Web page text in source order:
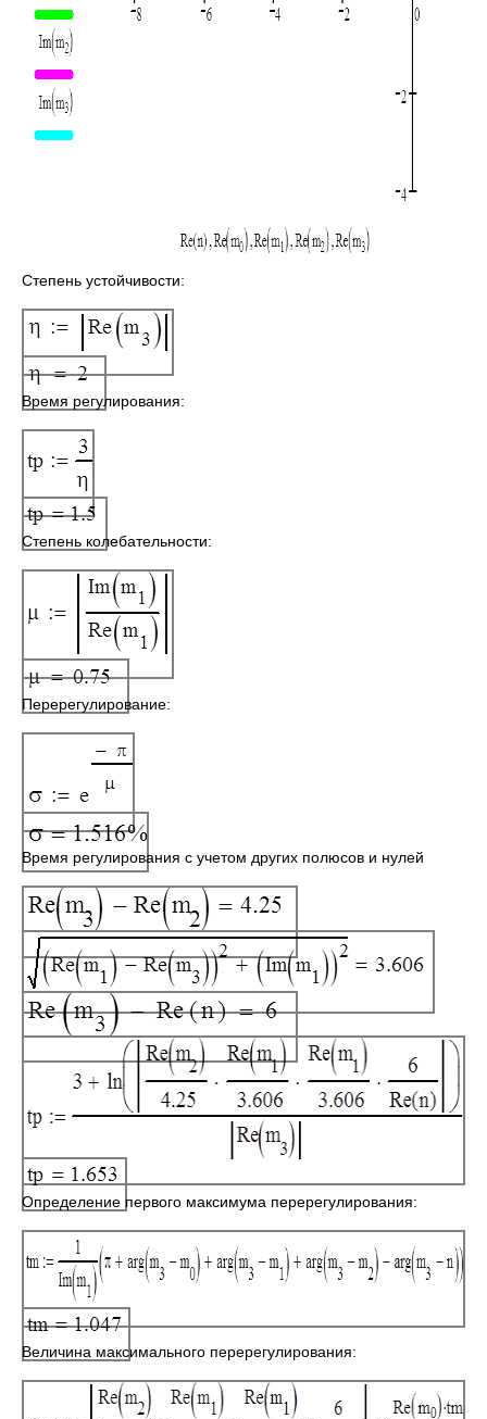
Степень устойчивости:
Время регулирования:
Степень колебательности:
Перерегулирование:
Время регулирования с учетом других полюсов и нулей
Определение первого максимума перерегулирования:
Величина максимального перерегулирования: